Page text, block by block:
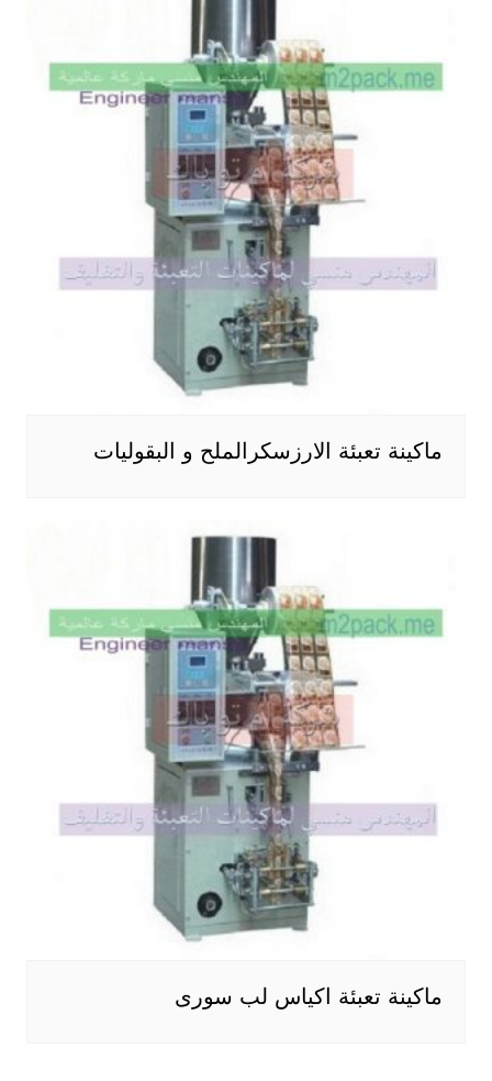
ماكينة تعبئة الارزسكرالملح و البقوليات
ماكينة تعبئة اكياس لب سورى